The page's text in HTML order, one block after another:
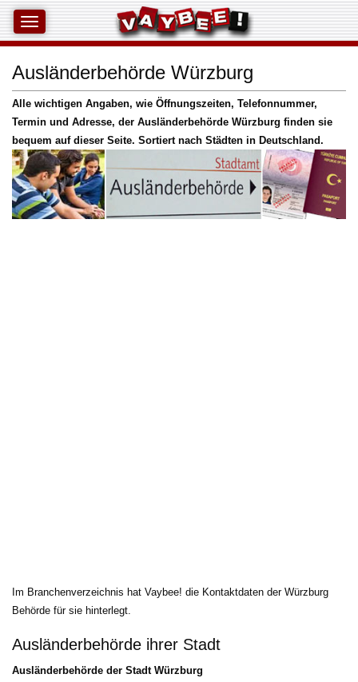
Ausländerbehörde Würzburg
Alle wichtigen Angaben, wie Öffnungszeiten, Telefonnummer,
Termin und Adresse, der Ausländerbehörde Würzburg finden sie
bequem auf dieser Seite. Sortiert nach Städten in Deutschland.
Im Branchenverzeichnis hat Vaybee! die Kontaktdaten der Würzburg
Behörde für sie hinterlegt.
Ausländerbehörde ihrer Stadt
Ausländerbehörde der Stadt Würzburg